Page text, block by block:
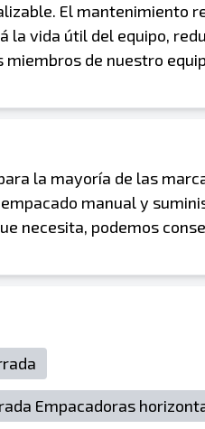
El mantenimiento
vida útil del equipo,
de nuestro
la mayoría de las
manual y
necesita, podemos
Empacadoras